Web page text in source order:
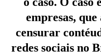
empresas,
censurar
redes sociais no